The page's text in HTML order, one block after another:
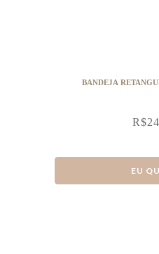
BANDEJA
R$
EU